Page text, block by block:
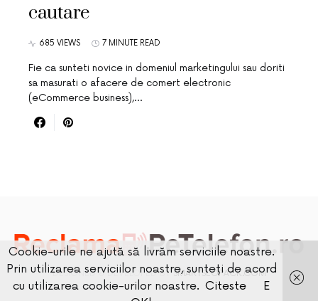
cautare
685 VIEWS 7 MINUTE READ
Fie ca sunteti novice in domeniul marketingului sau doriti
sa masurati o afacere de comert electronic
(eCommerce business),…
DESIGNED & DEVELOPED BY SMARTSEOPACK.COM
Cookie-urile ne ajută să livrăm serviciile noastre.
Prin utilizarea serviciilor noastre, sunteți de acord
cu utilizarea cookie-urilor noastre. Citeste
E